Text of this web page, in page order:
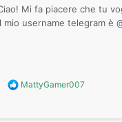
Mi fa piacere che tu
mio username telegram è
R
MattyGamer007